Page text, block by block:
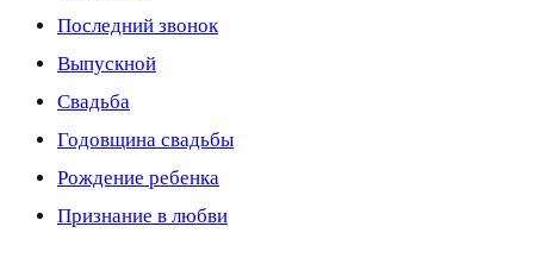
Последний звонок
Выпускной
Свадьба
Годовщина свадьбы
Рождение ребенка
Признание в любви